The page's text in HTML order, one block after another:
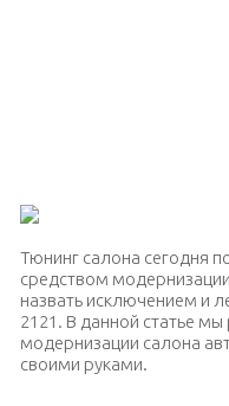
Тюнинг салона сегодня
средством
назвать исключением и
2121. В данной статье
модернизации салона
своими руками.